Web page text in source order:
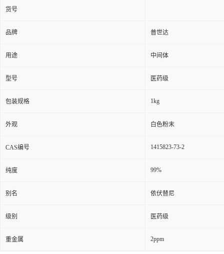
货号
品牌 普世达
用途 中间体
型号 医药级
包装规格 1kg
外观 白色粉末
CAS编号 1415823-73-2
纯度 99%
别名 依伏替尼
级别 医药级
重金属 2ppm